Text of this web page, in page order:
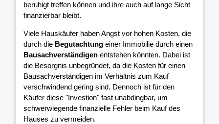
beruhigt treffen können und ihre auch auf lange Sicht
finanzierbar bleibt.
Viele Hauskäufer haben Angst vor hohen Kosten, die
durch die Begutachtung einer Immobilie durch einen
Bausachverständigen entstehen könnten. Dabei ist
die Besorgnis unbegründet, da die Kosten für einen
Bausachverständigen im Verhältnis zum Kauf
verschwindend gering sind. Dennoch ist für den
Käufer diese "Investion" fast unabdingbar, um
schwerwiegende finanzielle Fehler beim Kauf des
Hauses zu vermeiden.